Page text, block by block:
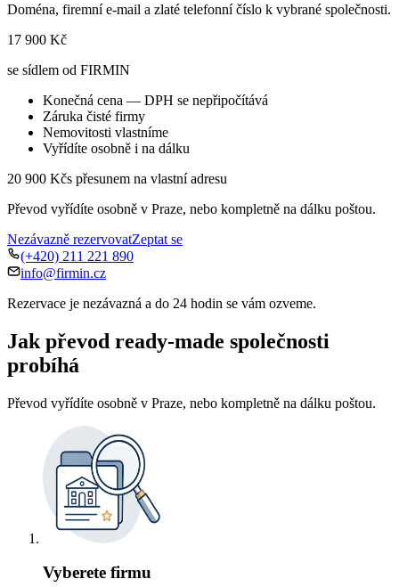
Doména, firemní e-mail a zlaté telefonní číslo k vybrané společnosti.
17 900 Kč
se sídlem od FIRMIN
Konečná cena — DPH se nepřipočítává
Záruka čisté firmy
Nemovitosti vlastníme
Vyřídíte osobně i na dálku
20 900 Kčs přesunem na vlastní adresu
Převod vyřídíte osobně v Praze, nebo kompletně na dálku poštou.
Nezávazně rezervovatZeptat se
(+420) 211 221 890
info@firmin.cz
Rezervace je nezávazná a do 24 hodin se vám ozveme.
Jak převod ready-made společnosti
probíhá
Převod vyřídíte osobně v Praze, nebo kompletně na dálku poštou.
Vyberete firmu